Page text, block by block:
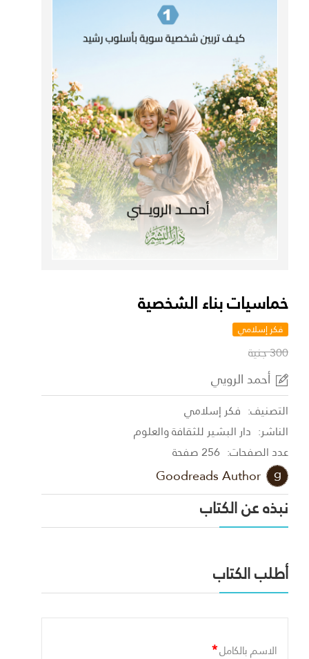
خماسيات بناء الشخصية
فكر إسلامي
300 جنية
أحمد الرويي
التصنيف: فكر إسلامي
الناشر: دار البشير للثقافة والعلوم
عدد الصفحات: 256 صفحة
Goodreads Author
نبذه عن الكتاب
أطلب الكتاب
الاسم بالكامل*